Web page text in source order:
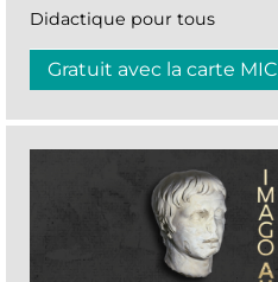
Didactique pour tous
Gratuit avec la carte MIC